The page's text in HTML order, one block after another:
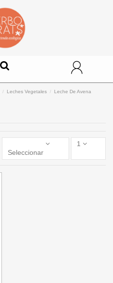
Leches Vegetales Leche De Avena
Seleccionar
1